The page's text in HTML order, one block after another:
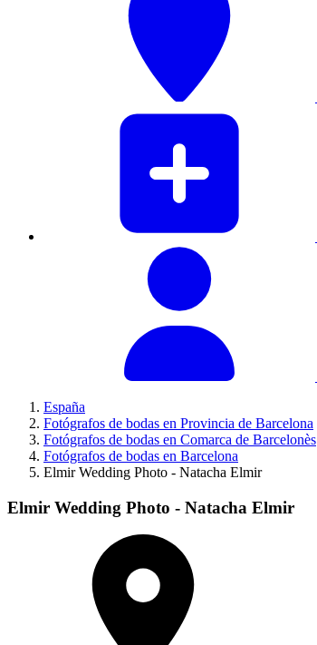
España
Fotógrafos de bodas en Provincia de Barcelona
Fotógrafos de bodas en Comarca de Barcelonès
Fotógrafos de bodas en Barcelona
Elmir Wedding Photo - Natacha Elmir
Elmir Wedding Photo - Natacha Elmir